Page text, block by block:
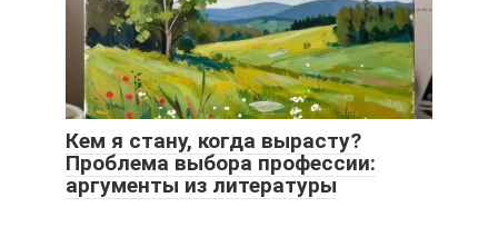
Кем я стану, когда вырасту?
Проблема выбора профессии:
аргументы из литературы